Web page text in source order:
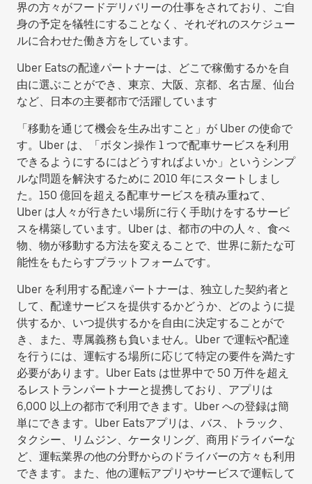
界の方々がフードデリバリーの仕事をされており、ご自
身の予定を犠牲にすることなく、それぞれのスケジュー
ルに合わせた働き方をしています。
Uber Eatsの配達パートナーは、どこで稼働するかを自
由に選ぶことができ、東京、大阪、京都、名古屋、仙台
など、日本の主要都市で活躍しています
「移動を通じて機会を生み出すこと」が Uber の使命で
す。Uber は、「ボタン操作 1 つで配車サービスを利用
できるようにするにはどうすればよいか」というシンプ
ルな問題を解決するために 2010 年にスタートしまし
た。150 億回を超える配車サービスを積み重ねて、
Uber は人々が行きたい場所に行く手助けをするサービ
スを構築しています。Uber は、都市の中の人々、食べ
物、物が移動する方法を変えることで、世界に新たな可
能性をもたらすプラットフォームです。
Uber を利用する配達パートナーは、独立した契約者と
して、配達サービスを提供するかどうか、どのように提
供するか、いつ提供するかを自由に決定することがで
き、また、専属義務も負いません。Uber で運転や配達
を行うには、運転する場所に応じて特定の要件を満たす
必要があります。Uber Eats は世界中で 50 万件を超え
るレストランパートナーと提携しており、アプリは
6,000 以上の都市で利用できます。Uber への登録は簡
単にできます。Uber Eatsアプリは、バス、トラック、
タクシー、リムジン、ケータリング、商用ドライバーな
ど、運転業界の他の分野からのドライバーの方々も利用
できます。また、他の運転アプリやサービスで運転して